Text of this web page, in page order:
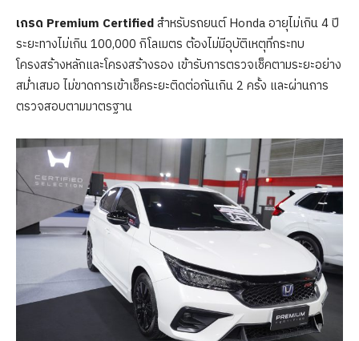
เกรด Premium Certifiedสำหรับรถยนต์ Honda อายุไม่เกิน 4 ปี
ระยะทางไม่เกิน 100,000 กิโลเมตร ต้องไม่มีอุบัติเหตุที่กระทบ
โครงสร้างหลักและโครงสร้างรอง เข้ารับการตรวจเช็คตามระยะอย่าง
สม่ำเสมอ ไม่ขาดการเข้าเช็คระยะติดต่อกันเกิน 2 ครั้ง และผ่านการ
ตรวจสอบตามมาตรฐาน